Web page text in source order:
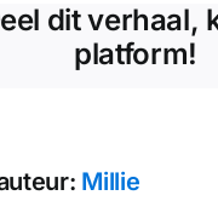
dit verhaal,
platform!
Millie